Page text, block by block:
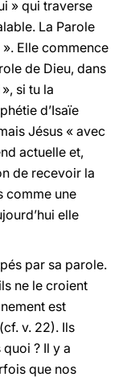
» qui traverse
La Parole
Elle commence
de Dieu, dans
si tu la
d’Isaïe
Jésus « avec
actuelle et,
de recevoir la
comme une
elle
par sa parole.
ne le croient
est
v. 22). Ils
? Il y a
que nos